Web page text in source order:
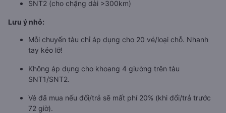
SNT2 (cho chặng dài >300km)
Lưu ý nhỏ:
Mỗi chuyến tàu chỉ áp dụng cho 20 vé/loại chỗ. Nhanh
tay kẻo lỡ!
Không áp dụng cho khoang 4 giường trên tàu
SNT1/SNT2.
Vé đã mua nếu đổi/trả sẽ mất phí 20% (khi đổi/trả trước
72 giờ).